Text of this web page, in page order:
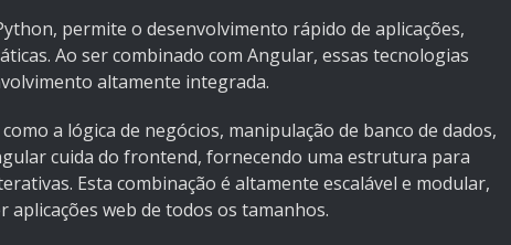
permite o desenvolvimento rápido de aplicações,
Ao ser combinado com Angular, essas tecnologias
altamente integrada.
a lógica de negócios, manipulação de banco de dados,
cuida do frontend, fornecendo uma estrutura para
Esta combinação é altamente escalável e modular,
web de todos os tamanhos.